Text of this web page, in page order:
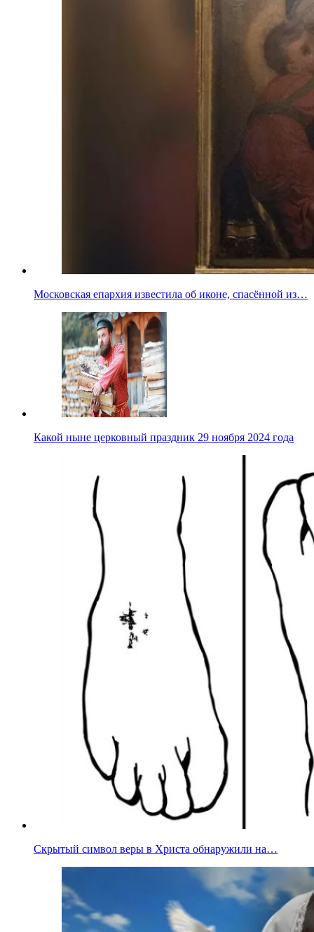
Московская епархия известила об иконе, спасённой из…
Какой ныне церковный праздник 29 ноября 2024 года
Скрытый символ веры в Христа обнаружили на…